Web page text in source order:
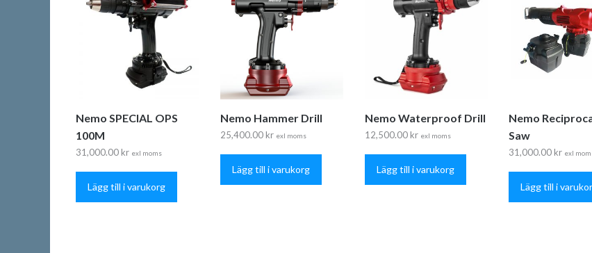
Nemo SPECIAL OPS
100M
31,000.00 kr exl moms
Lägg till i varukorg
Nemo Hammer Drill
25,400.00 kr exl moms
Lägg till i varukorg
Nemo Waterproof Drill
12,500.00 kr exl moms
Lägg till i varukorg
Nemo
Saw
31,000.00 kr exl
Lägg till i